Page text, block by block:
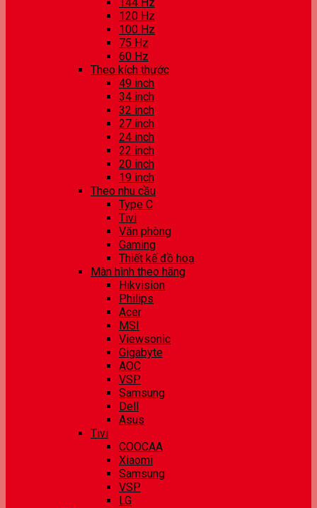
120 Hz
100 Hz
75 Hz
60 Hz
Theo kích thước
49 inch
34 inch
32 inch
27 inch
24 inch
22 inch
20 inch
19 inch
Theo nhu cầu
Type C
Tivi
Văn phòng
Gaming
Thiết kế đồ hoạ
Màn hình theo hãng
Hikvision
Philips
Acer
MSI
Viewsonic
Gigabyte
AOC
VSP
Samsung
Dell
Asus
Tivi
COOCAA
Xiaomi
Samsung
VSP
LG